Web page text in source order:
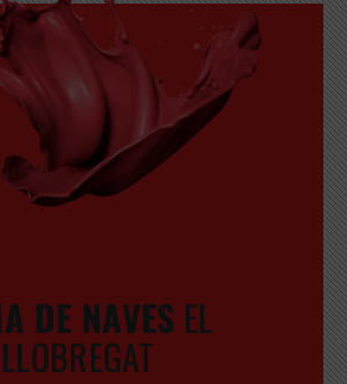
DE NAVES EL
GRATUITA